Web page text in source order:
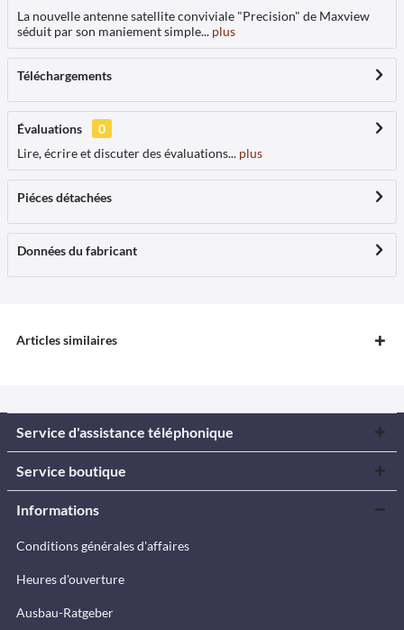
La nouvelle antenne satellite conviviale "Precision" de Maxview
séduit par son maniement simple... plus
Téléchargements
Évaluations
0
Lire, écrire et discuter des évaluations... plus
Piéces détachées
Données du fabricant
Articles similaires
Service d'assistance téléphonique
Service boutique
Informations
Conditions générales d'affaires
Heures d'ouverture
Ausbau-Ratgeber